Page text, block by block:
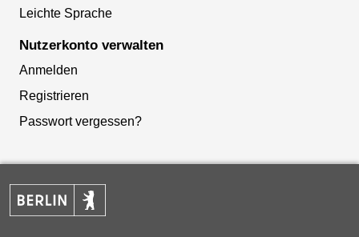
Leichte Sprache
Nutzerkonto verwalten
Anmelden
Registrieren
Passwort vergessen?